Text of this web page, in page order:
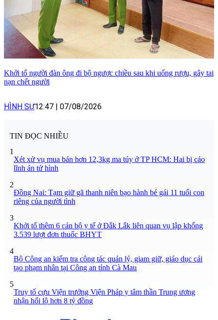
Khởi tố người đàn ông đi bộ ngược chiều sau khi uống rượu, gây tai
nạn chết người
HÌNH SỰ12:47 | 07/08/2026
TIN ĐỌC NHIỀU
1
Xét xử vụ mua bán hơn 12,3kg ma túy ở TP HCM: Hai bị cáo
lĩnh án tử hình
2
Đồng Nai: Tạm giữ gã thanh niên bạo hành bé gái 11 tuổi con
riêng của người tình
3
Khởi tố thêm 6 cán bộ y tế ở Đắk Lắk liên quan vụ lập khống
3.539 lượt đơn thuốc BHYT
4
Bộ Công an kiểm tra công tác quản lý, giam giữ, giáo dục cải
tạo phạm nhân tại Công an tỉnh Cà Mau
5
Truy tố cựu Viện trưởng Viện Pháp y tâm thần Trung ương
nhận hối lộ hơn 8 tỷ đồng